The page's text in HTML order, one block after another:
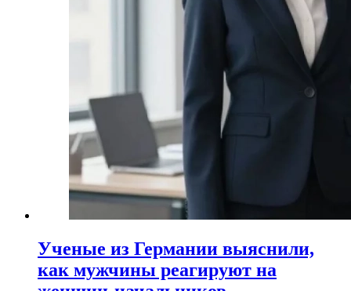
Ученые из Германии выяснили,
как мужчины реагируют на